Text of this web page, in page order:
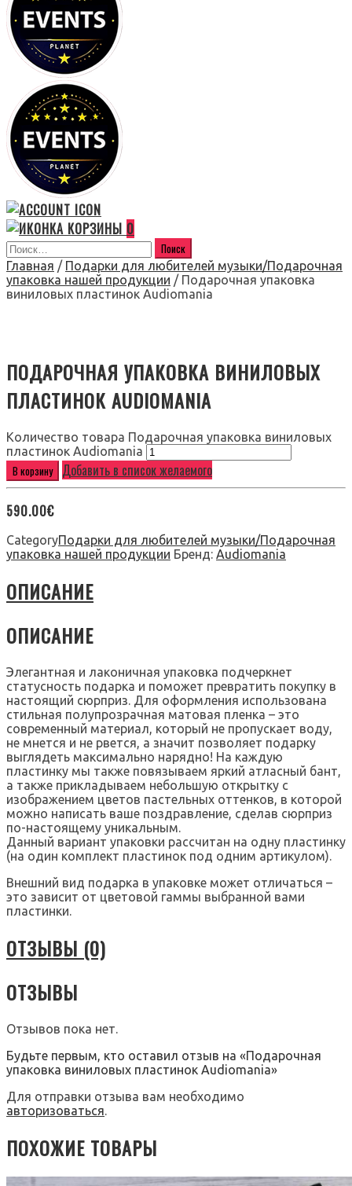
0
Главная / Подарки для любителей музыки/Подарочная
упаковка нашей продукции / Подарочная упаковка
виниловых пластинок Audiomania
ПОДАРОЧНАЯ УПАКОВКА ВИНИЛОВЫХ
ПЛАСТИНОК AUDIOMANIA
Количество товара Подарочная упаковка виниловых
пластинок Audiomania
В корзину Добавить в список желаемого
590.00€
CategoryПодарки для любителей музыки/Подарочная
упаковка нашей продукции Бренд: Audiomania
ОПИСАНИЕ
ОПИСАНИЕ
Элегантная и лаконичная упаковка подчеркнет
статусность подарка и поможет превратить покупку в
настоящий сюрприз. Для оформления использована
стильная полупрозрачная матовая пленка – это
современный материал, который не пропускает воду,
не мнется и не рвется, а значит позволяет подарку
выглядеть максимально нарядно! На каждую
пластинку мы также повязываем яркий атласный бант,
а также прикладываем небольшую открытку с
изображением цветов пастельных оттенков, в которой
можно написать ваше поздравление, сделав сюрприз
по-настоящему уникальным.
Данный вариант упаковки рассчитан на одну пластинку
(на один комплект пластинок под одним артикулом).
Внешний вид подарка в упаковке может отличаться –
это зависит от цветовой гаммы выбранной вами
пластинки.
ОТЗЫВЫ (0)
ОТЗЫВЫ
Отзывов пока нет.
Будьте первым, кто оставил отзыв на «Подарочная
упаковка виниловых пластинок Audiomania»
Для отправки отзыва вам необходимо
авторизоваться.
ПОХОЖИЕ ТОВАРЫ